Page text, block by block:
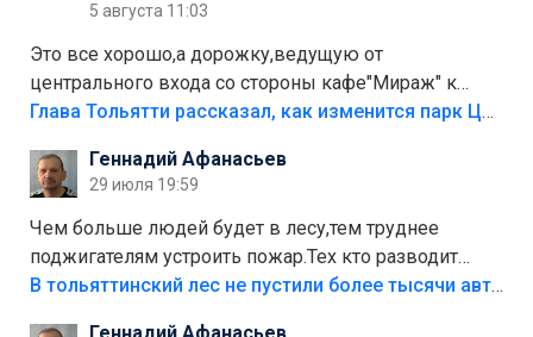
5 августа 11:03
Это все хорошо,а дорожку,ведущую от
центрального входа со стороны кафе"Мираж" к
аттракционам слабо доделать?А то бордюры
лежала в парке и испортилась.Да еще,видимо,часть
украли.
Глава Тольятти рассказал, как изменится парк Центрального района
Геннадий Афанасьев
29 июля 19:59
Чем больше людей будет в лесу,тем труднее
поджигателям устроить пожар.Тех кто разводит
костры,тех надо безбожно штрафовать.Камер полно
В тольяттинский лес не пустили более тысячи автомобилей